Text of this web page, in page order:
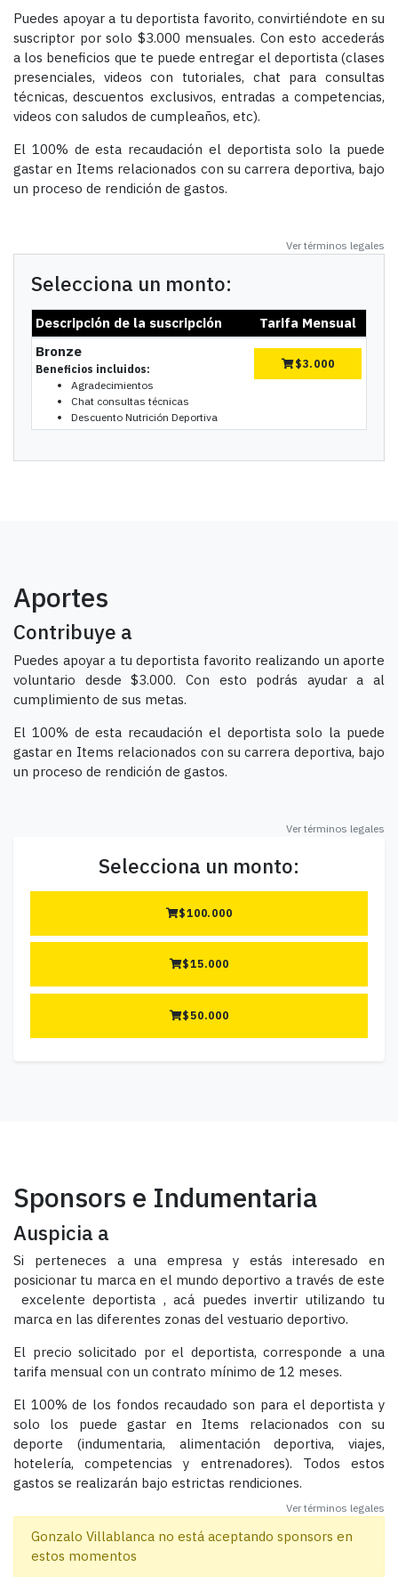
Puedes apoyar a tu deportista favorito, convirtiéndote en su
suscriptor por solo $3.000 mensuales. Con esto accederás
a los beneficios que te puede entregar el deportista (clases
presenciales, videos con tutoriales, chat para consultas
técnicas, descuentos exclusivos, entradas a competencias,
videos con saludos de cumpleaños, etc).
El 100% de esta recaudación el deportista solo la puede
gastar en Items relacionados con su carrera deportiva, bajo
un proceso de rendición de gastos.
Ver términos legales
Selecciona un monto:
Descripción de la suscripción
Tarifa Mensual
Bronze
Beneficios incluidos:
Agradecimientos
Chat consultas técnicas
Descuento Nutrición Deportiva
$3.000
Aportes
Contribuye a
Puedes apoyar a tu deportista favorito realizando un aporte
voluntario desde $3.000. Con esto podrás ayudar a al
cumplimiento de sus metas.
El 100% de esta recaudación el deportista solo la puede
gastar en Items relacionados con su carrera deportiva, bajo
un proceso de rendición de gastos.
Ver términos legales
Selecciona un monto:
$100.000
$15.000
$50.000
Sponsors e Indumentaria
Auspicia a
Si perteneces a una empresa y estás interesado en
posicionar tu marca en el mundo deportivo a través de este
excelente deportista , acá puedes invertir utilizando tu
marca en las diferentes zonas del vestuario deportivo.
El precio solicitado por el deportista, corresponde a una
tarifa mensual con un contrato mínimo de 12 meses.
El 100% de los fondos recaudado son para el deportista y
solo los puede gastar en Items relacionados con su
deporte (indumentaria, alimentación deportiva, viajes,
hotelería, competencias y entrenadores). Todos estos
gastos se realizarán bajo estrictas rendiciones.
Ver términos legales
Gonzalo Villablanca no está aceptando sponsors en
estos momentos